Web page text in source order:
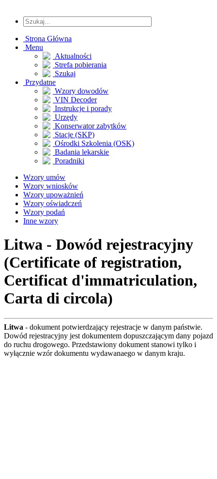
Strona Główna
Menu
Aktualności
Strefa pobierania
Szukaj
Przydatne
Wzory dowodów
VIN Decoder
Instrukcje i porady
Urzędy
Konserwator zabytków
Stacje (SKP)
Ośrodki Szkolenia (OSK)
Badania lekarskie
Poradniki
Wzory umów
Wzory wniosków
Wzory upoważnień
Wzory oświadczeń
Wzory podań
Inne wzory
Litwa - Dowód rejestracyjny
(Certificate of registration,
Certificat d'immatriculation,
Carta di circola)
Litwa - dokument potwierdzający rejestracje w danym państwie.
Dowód rejestracyjny jest dokumentem dopuszczającym dany pojazd
do ruchu drogowego. Przedstawiony dokument stanowi tylko i
wyłącznie wzór dokumentu wydawanaego w danym kraju.